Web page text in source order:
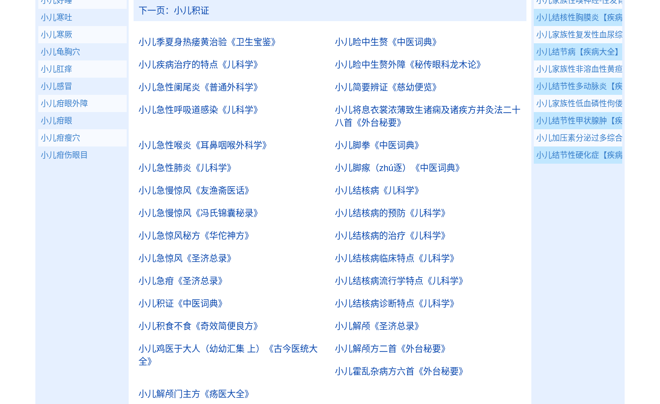
下一页： 小儿积证
小儿季夏身热痿黄治验 《卫生宝鉴》 小儿睑中生赘 《中医词典》
小儿疾病治疗的特点 《儿科学》 小儿睑中生赘外障 《秘传眼科龙木论》
小儿急性阑尾炎 《普通外科学》 小儿简要辨证 《慈幼便览》
小儿急性呼吸道感染 《儿科学》
小儿将息衣裳浓薄致生诸痫及诸疾方并灸法二十
八首 《外台秘要》
小儿急性喉炎 《耳鼻咽喉外科学》 小儿脚拳 《中医词典》
小儿急性肺炎 《儿科学》 小儿脚瘃（zhú逐） 《中医词典》
小儿急慢惊风 《友渔斋医话》 小儿结核病 《儿科学》
小儿急慢惊风 《冯氏锦囊秘录》 小儿结核病的预防 《儿科学》
小儿急惊风秘方 《华佗神方》 小儿结核病的治疗 《儿科学》
小儿急惊风 《圣济总录》 小儿结核病临床特点 《儿科学》
小儿急疳 《圣济总录》 小儿结核病流行学特点 《儿科学》
小儿积证 《中医词典》 小儿结核病诊断特点 《儿科学》
小儿积食不食 《奇效简便良方》 小儿解颅 《圣济总录》
小儿鸡医于大人（幼幼汇集 上）
《古今医统大
全》
小儿解颅方二首 《外台秘要》
小儿霍乱杂病方六首 《外台秘要》
小儿解颅门主方 《疡医大全》
小儿寒吐
小儿寒厥
小儿龟胸穴
小儿肛痒
小儿感冒
小儿疳眼外障
小儿疳眼
小儿疳瘦穴
小儿疳伤眼目
小儿结核性胸膜炎 【疾病大全】
小儿家族性复发性血尿综合征
小儿结节病 【疾病大全】
小儿家族性非溶血性黄疸综合征
小儿结节性多动脉炎 【疾病大全】
小儿家族性低血磷性佝偻病
小儿结节性甲状腺肿 【疾病大全】
小儿加压素分泌过多综合征
小儿结节性硬化症 【疾病大全】